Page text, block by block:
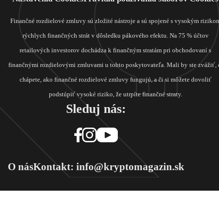
Finančné rozdielové zmluvy sú zložité nástroje a sú spojené s vysokým
rýchlych finančných strát v dôsledku pákového efektu. Na 75 % účtov
retailových investorov dochádza k finančným stratám pri obchodovaní s
finančnými rozdielovými zmluvami u tohto poskytovateľa. Mali by ste zvážiť,
chápete, ako finančné rozdielové zmluvy fungujú, a či si môžete dovoliť
podstúpiť vysoké riziko, že utrpíte finančné straty.
Sleduj nás:
O násKontakt: info@kryptomagazin.sk